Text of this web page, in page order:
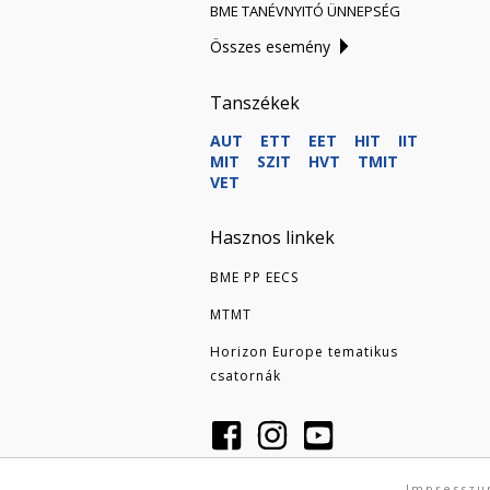
BME TANÉVNYITÓ ÜNNEPSÉG
Összes esemény
Tanszékek
AUT ETT EET HIT
IIT
MIT
SZIT HVT
TMIT
VET
Hasznos linkek
BME PP EECS
MTMT
Horizon Europe tematikus
csatornák